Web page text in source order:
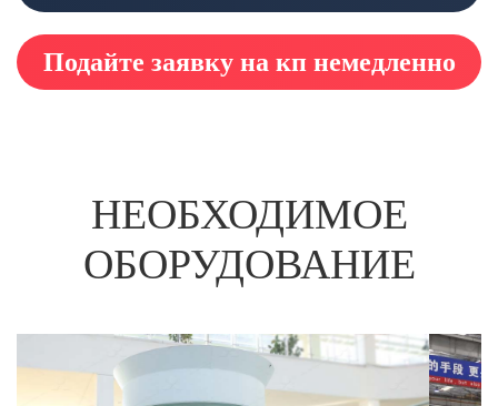
Подайте заявку на кп немедленно
НЕОБХОДИМОЕ
ОБОРУДОВАНИЕ